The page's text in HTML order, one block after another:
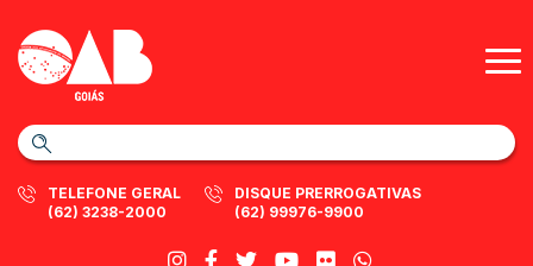
TELEFONE GERAL
(62) 3238-2000
DISQUE PRERROGATIVAS
(62) 99976-9900